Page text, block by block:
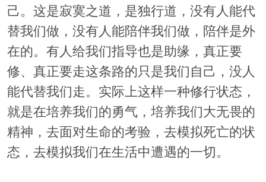
己。这是寂寞之道，是独行道，没有人能代
替我们做，没有人能陪伴我们做，陪伴是外
在的。有人给我们指导也是助缘，真正要
修、真正要走这条路的只是我们自己，没人
能代替我们走。实际上这样一种修行状态，
就是在培养我们的勇气，培养我们大无畏的
精神，去面对生命的考验，去模拟死亡的状
态，去模拟我们在生活中遭遇的一切。